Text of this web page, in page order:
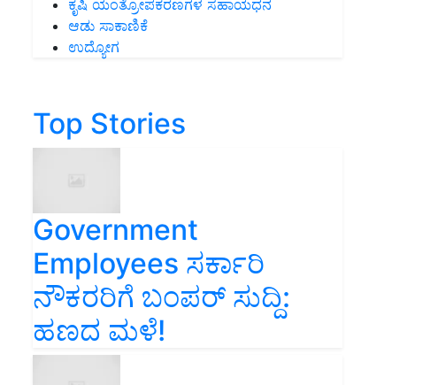
ಕೃಷಿ ಯಂತ್ರೋಪಕರಣಗಳ ಸಹಾಯಧನ
ಆಡು ಸಾಕಾಣಿಕೆ
ಉದ್ಯೋಗ
Top Stories
Government
Employees ಸರ್ಕಾರಿ
ನೌಕರರಿಗೆ ಬಂಪರ್‌ ಸುದ್ದಿ:
ಹಣದ ಮಳೆ!